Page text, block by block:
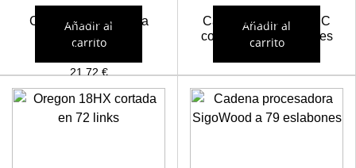
Cadena procesadora
Oregon 18HX a 71
eslabones
21,72€
Añadir al
carrito
Cadena Carlton B8HC
cortada a 71 eslabones
Añadir al
carrito